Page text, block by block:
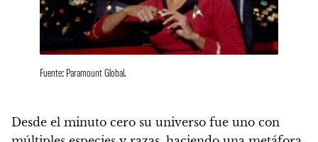
Fuente: Paramount Global.
Desde el minuto cero su universo fue uno con